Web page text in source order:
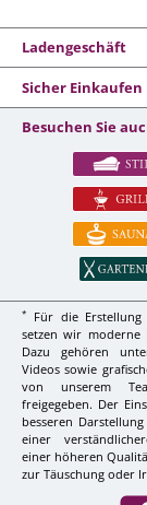
Ladengeschäft
Sicher Einkaufen
Besuchen Sie
*
Für die
setzen wir moderne
Dazu gehören
Videos sowie
von unserem
freigegeben. Der
besseren
einer
einer höheren
zur Täuschung oder